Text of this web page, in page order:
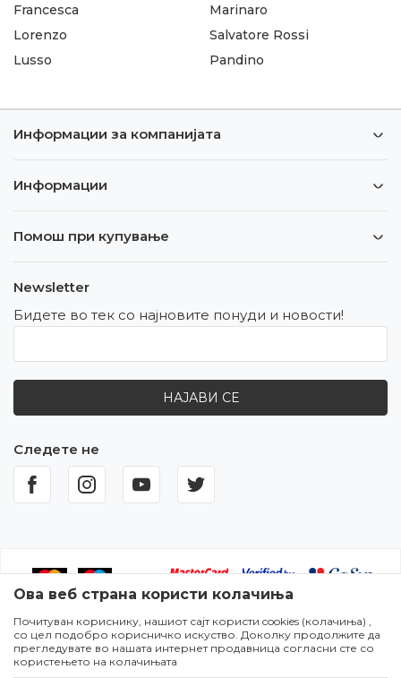
Francesca
Lorenzo
Lusso
Marinaro
Salvatore Rossi
Pandino
Информации за компанијата
Информации
Помош при купување
Newsletter
Бидете во тек со најновите понуди и новости!
НАЈАВИ СЕ
Следете не
Настојуваме да бидеме што попрецизни во описот на
производите,прикажувањето на сликите и самите цени,но не
можеме да гарантираме дека сите информации се комплетни и
без грешки. Сите артикли прикажани на сајтот се дел од нашата
Ова веб страна користи колачиња
Почитуван кориснику, нашиот сајт користи cookies (колачиња) ,
со цел подобро корисничко искуство. Доколку продолжите да
прегледувате во нашата интернет продавница согласни сте со
користењето на колачињата